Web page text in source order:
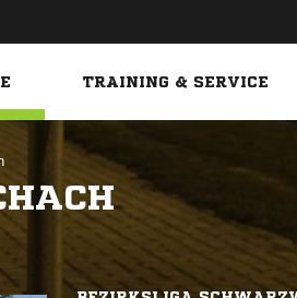
TRAINING & SERVICE